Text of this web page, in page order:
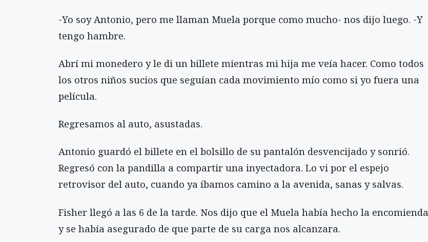
-Yo soy Antonio, pero me llaman Muela porque como mucho- nos dijo luego. -Y
tengo hambre.
Abrí mi monedero y le di un billete mientras mi hija me veía hacer. Como todos
los otros niños sucios que seguían cada movimiento mío como si yo fuera una
película.
Regresamos al auto, asustadas.
Antonio guardó el billete en el bolsillo de su pantalón desvencijado y sonrió.
Regresó con la pandilla a compartir una inyectadora. Lo vi por el espejo
retrovisor del auto, cuando ya íbamos camino a la avenida, sanas y salvas.
Fisher llegó a las 6 de la tarde. Nos dijo que el Muela había hecho la encomienda
y se había asegurado de que parte de su carga nos alcanzara.